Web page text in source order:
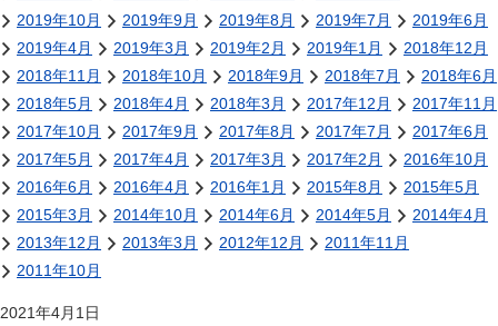
2019年10月
2019年9月 2019年8月 2019年7月
2019年6月
2019年4月
2019年3月 2019年2月 2019年1月
2018年12月
2018年11月
2018年10月 2018年9月 2018年7月
2018年6月
2018年5月
2018年4月 2018年3月 2017年12月
2017年11月
2017年10月
2017年9月 2017年8月 2017年7月
2017年6月
2017年5月
2017年4月 2017年3月 2017年2月
2016年10月
2016年6月
2016年4月 2016年1月 2015年8月
2015年5月
2015年3月
2014年10月 2014年6月 2014年5月
2014年4月
2013年12月
2013年3月 2012年12月
2011年11月
2011年10月
2021年4月1日